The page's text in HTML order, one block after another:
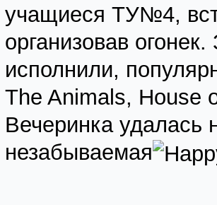
учащиеся ТУ№4,
организовав
исполнили,
The Animals, House
Вечеринка удалась
незабываемая